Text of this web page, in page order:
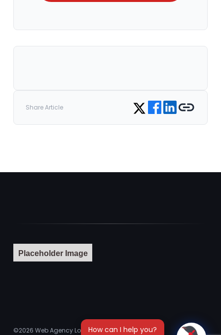
Share Article Share on Twitter
Share on Facebook
Share on LinkedIn
Copy link
Placeholder Image
©2026 Web Agency London